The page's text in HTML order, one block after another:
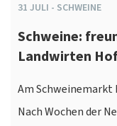
31 JULI - SCHWEINE
Schweine:
Landwirten
Am Schweinemarkt
Nach Wochen der